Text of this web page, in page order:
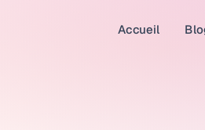
Accueil